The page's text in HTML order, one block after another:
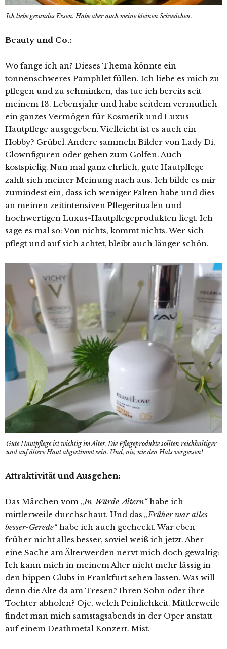
Ich liebe gesundes Essen. Habe aber auch meine kleinen Schwächen.
Beauty und Co.:
Wo fange ich an? Dieses Thema könnte ein
tonnenschweres Pamphlet füllen. Ich liebe es mich zu
pflegen und zu schminken, das tue ich bereits seit
meinem 13. Lebensjahr und habe seitdem vermutlich
ein ganzes Vermögen für Kosmetik und Luxus-
Hautpflege ausgegeben. Vielleicht ist es auch ein
Hobby? Grübel. Andere sammeln Bilder von Lady Di,
Clownfiguren oder gehen zum Golfen. Auch
kostspielig. Nun mal ganz ehrlich, gute Hautpflege
zahlt sich meiner Meinung nach aus. Ich bilde es mir
zumindest ein, dass ich weniger Falten habe und dies
an meinen zeitintensiven Pflegeritualen und
hochwertigen Luxus-Hautpflegeprodukten liegt. Ich
sage es mal so: Von nichts, kommt nichts. Wer sich
pflegt und auf sich achtet, bleibt auch länger schön.
Gute Hautpflege ist wichtig im Alter. Die Pflegeprodukte sollten reichhaltiger
und auf ältere Haut abgestimmt sein. Und, nie, nie den Hals vergessen!
Attraktivität und Ausgehen:
Das Märchen vom „In-Würde-Altern“habe ich
mittlerweile durchschaut. Und das „Früher war alles
besser-Gerede“habe ich auch gecheckt. War eben
früher nicht alles besser, soviel weiß ich jetzt. Aber
eine Sache am Älterwerden nervt mich doch gewaltig:
Ich kann mich in meinem Alter nicht mehr lässig in
den hippen Clubs in Frankfurt sehen lassen. Was will
denn die Alte da am Tresen? Ihren Sohn oder ihre
Tochter abholen? Oje, welch Peinlichkeit. Mittlerweile
findet man mich samstagsabends in der Oper anstatt
auf einem Deathmetal Konzert. Mist.